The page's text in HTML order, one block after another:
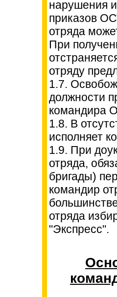
нарушения
приказов
отряда
При
отряду
1.7.
должности
командира
1.8. В
исполняет
1.9. При
отряда,
бригады)
командир
отряда
"Экспресс".